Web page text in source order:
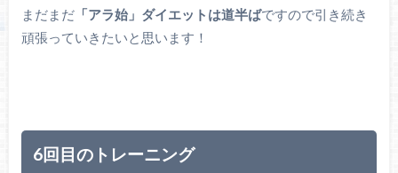
まだまだ「アラ始」ダイエットは道半ばですので引き続き
頑張っていきたいと思います！
6回目のトレーニング